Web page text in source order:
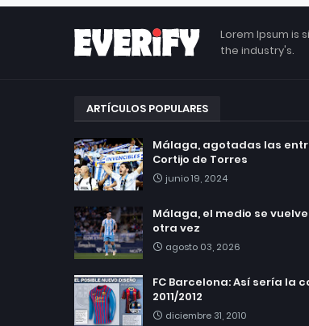
Lorem Ipsum is
the industry's.
ARTÍCULOS POPULARES
Málaga, agotadas las
Cortijo de Torres
junio 19, 2024
Málaga, el medio se
otra vez
agosto 03, 2026
FC Barcelona: Así sería la
2011/2012
diciembre 31, 2010